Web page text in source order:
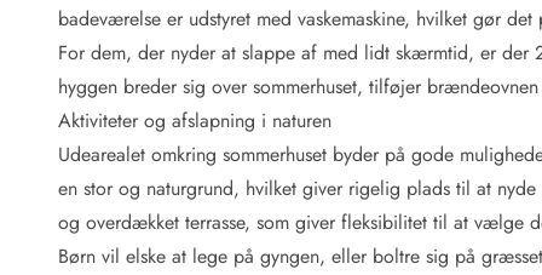
Fordele hos os
Esmark Rejsecurity
Esmark KidsVIP
Esmark VIP: Fordele og rabataftaler
Prisgaranti
Ingen depositum
Gæsteanmeldelser
Gratis WiFi i ferieområdet
badeværelse er udstyret med vaskemaskine, hvilket gør
For dem, der nyder at slappe af med lidt skærmtid, er
hyggen breder sig over sommerhuset, tilføjer
Aktiviteter og afslapning i naturen
Udearealet omkring sommerhuset byder på gode
en stor og naturgrund, hvilket giver rigelig plads til at
og overdækket terrasse, som giver fleksibilitet til at vælge
Børn vil elske at lege på gyngen, eller boltre sig på